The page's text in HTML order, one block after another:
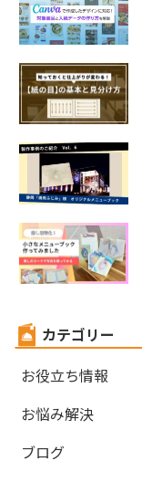
カテゴリー
お役立ち情報
お悩み解決
ブログ